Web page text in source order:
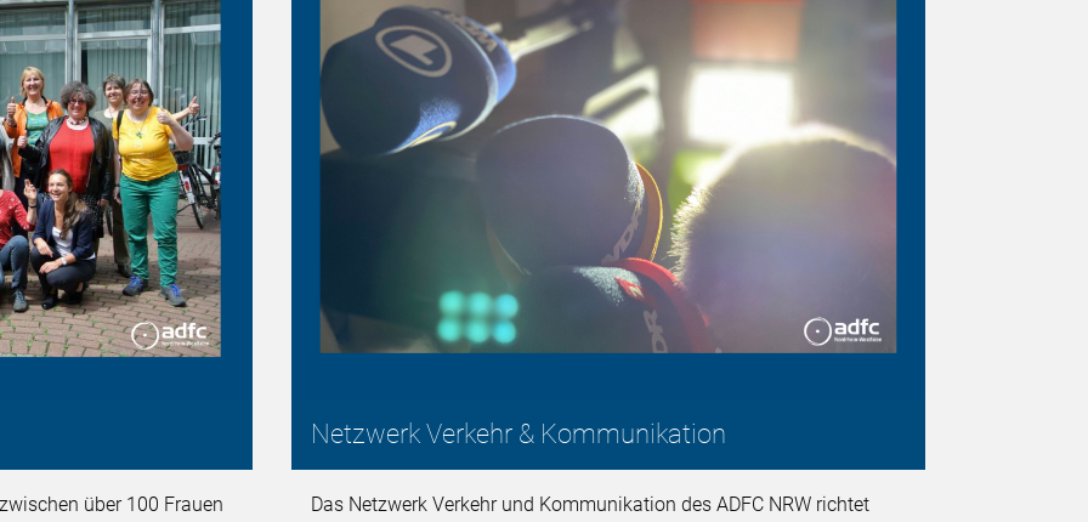
über 100 Frauen
Netzwerk Verkehr & Kommunikation
Das Netzwerk Verkehr und Kommunikation des ADFC NRW richtet